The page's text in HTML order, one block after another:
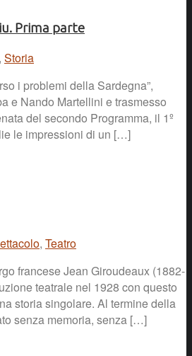
Prima parte
, Storia
i problemi della Sardegna”,
e Nando Martellini e trasmesso
del secondo Programma, il 1º
le impressioni di un […]
, Teatro
francese Jean Giroudeaux (1882-
teatrale nel 1928 con questo
storia singolare. Al termine della
senza memoria, senza […]